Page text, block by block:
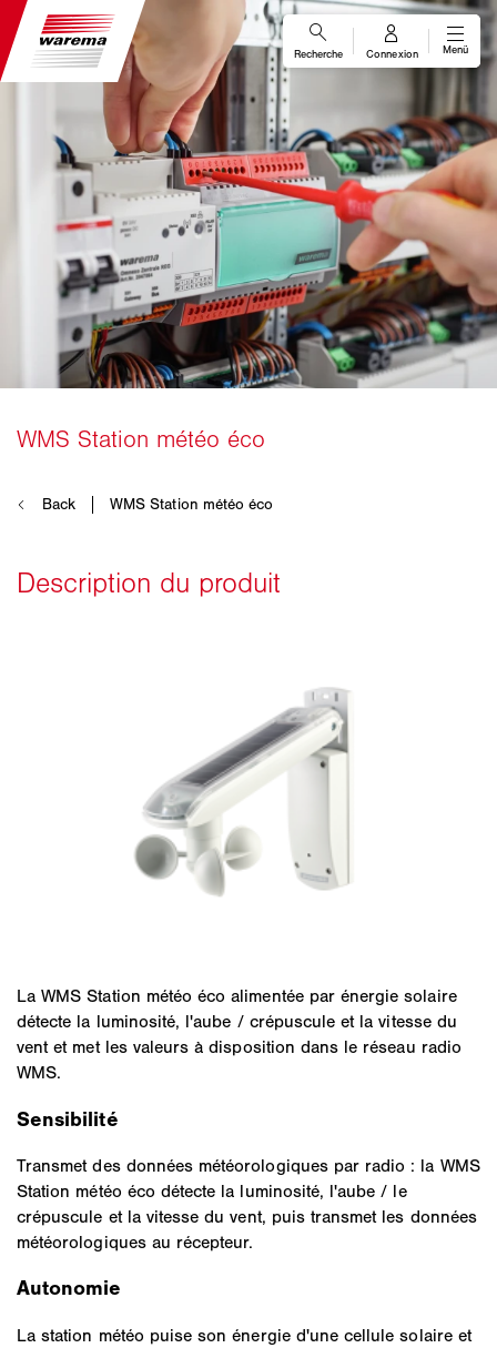
La WMS Station météo éco alimentée par énergie solaire
détecte la luminosité, l'aube / crépuscule et la vitesse du
vent et met les valeurs à disposition dans le réseau radio
WMS.
Sensibilité
Transmet des données météorologiques par radio : la WMS
Station météo éco détecte la luminosité, l'aube / le
crépuscule et la vitesse du vent, puis transmet les données
météorologiques au récepteur.
Autonomie
La station météo puise son énergie d'une cellule solaire et